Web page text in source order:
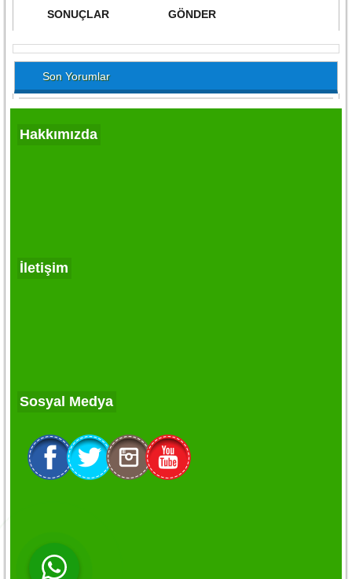
Son Yorumlar
Hakkımızda
İletişim
Sosyal Medya